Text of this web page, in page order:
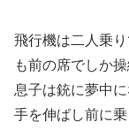
飛行機は二人乗
も前の席でしか
息子は銃に夢中
手を伸ばし前に